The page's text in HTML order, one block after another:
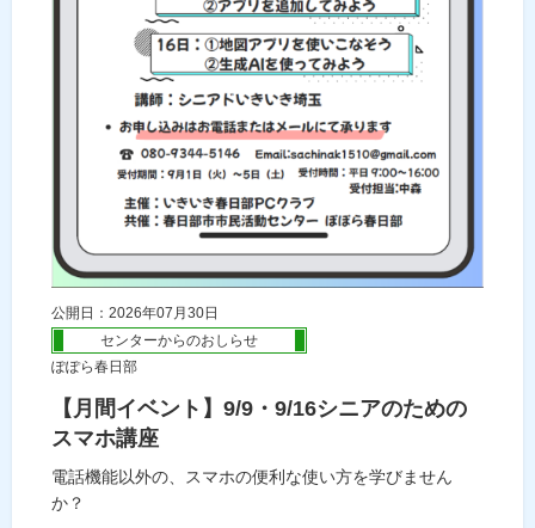
公開日：2026年07月30日
センターからのおしらせ
ぽぽら春日部
【月間イベント】9/9・9/16シニアのための
スマホ講座
電話機能以外の、スマホの便利な使い方を学びません
か？